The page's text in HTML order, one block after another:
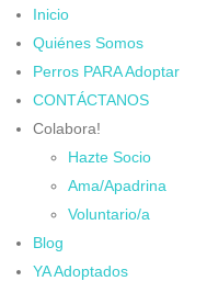
Inicio
Quiénes Somos
Perros PARA Adoptar
CONTÁCTANOS
Colabora!
Hazte Socio
Ama/Apadrina
Voluntario/a
Blog
YA Adoptados